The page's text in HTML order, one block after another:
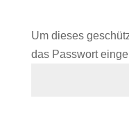
Um dieses
das Passwort